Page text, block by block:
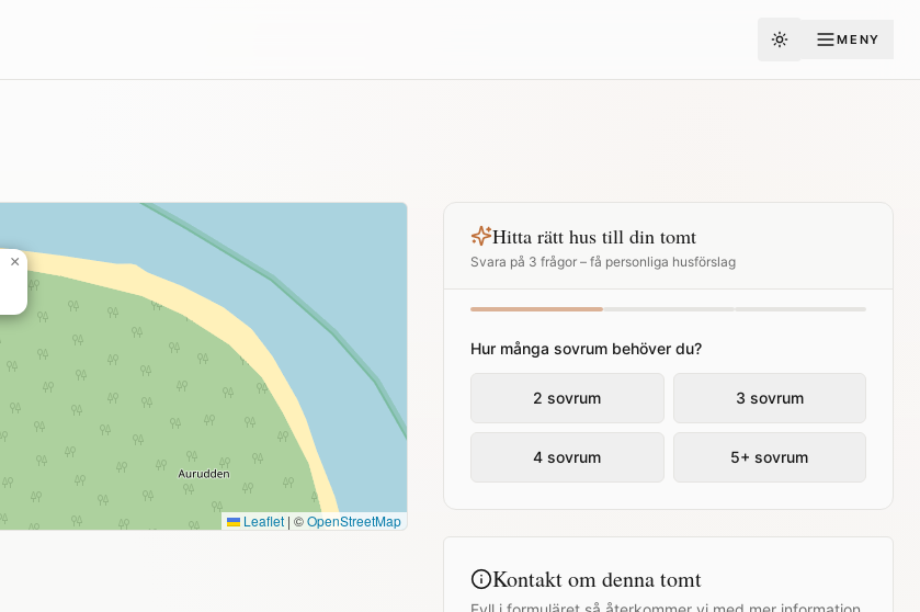
Toggle theme
MENY
×
Leaflet | ©OpenStreetMap
Hitta rätt hus till din tomt
Svara på 3 frågor – få personliga husförslag
Hur många sovrum behöver du?
2 sovrum 3 sovrum
4 sovrum 5+ sovrum
Kontakt om denna tomt